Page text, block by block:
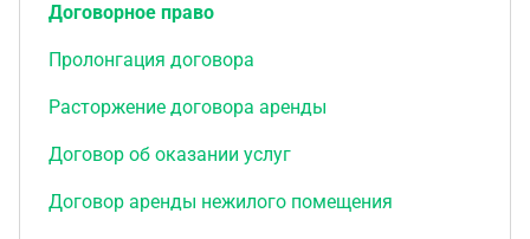
Договорное право
Пролонгация договора
Расторжение договора аренды
Договор об оказании услуг
Договор аренды нежилого помещения